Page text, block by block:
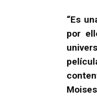
“Es
por